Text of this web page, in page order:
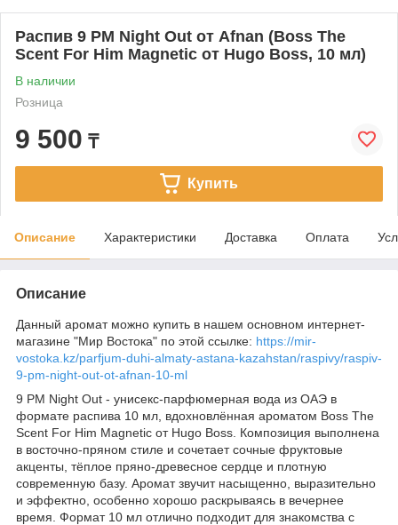
Распив 9 PM Night Out от Afnan (Boss The
Scent For Him Magnetic от Hugo Boss, 10 мл)
В наличии
Розница
9 500 ₸
Купить
Описание Характеристики Доставка Оплата
Описание
Данный аромат можно купить в нашем основном интернет-
магазине "Мир Востока" по этой ссылке: https://mir-
vostoka.kz/parfjum-duhi-almaty-astana-kazahstan/raspivy/raspiv-
9-pm-night-out-ot-afnan-10-ml
9 PM Night Out - унисекс-парфюмерная вода из ОАЭ в
формате распива 10 мл, вдохновлённая ароматом Boss The
Scent For Him Magnetic от Hugo Boss. Композиция выполнена
в восточно-пряном стиле и сочетает сочные фруктовые
акценты, тёплое пряно-древесное сердце и плотную
современную базу. Аромат звучит насыщенно, выразительно
и эффектно, особенно хорошо раскрываясь в вечернее
время. Формат 10 мл отлично подходит для знакомства с